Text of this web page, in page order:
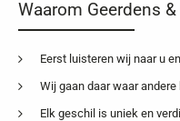
Waarom Geerdens
Eerst luisteren wij naar u
Wij gaan daar waar
Elk geschil is uniek en